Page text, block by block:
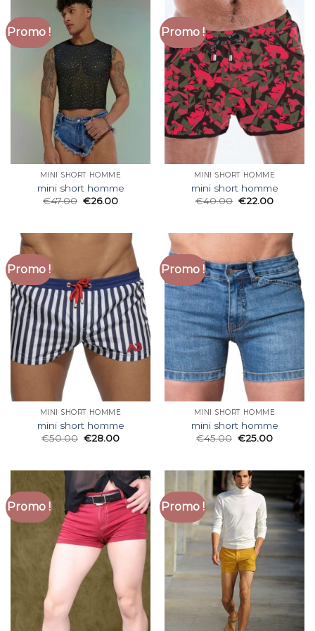
Promo !
MINI SHORT HOMME
mini short homme
€47.00 €26.00
Promo !
MINI SHORT HOMME
mini short homme
€40.00 €22.00
Promo !
MINI SHORT HOMME
mini short homme
€50.00 €28.00
Promo !
MINI SHORT HOMME
mini short homme
€45.00 €25.00
Promo ! Promo !